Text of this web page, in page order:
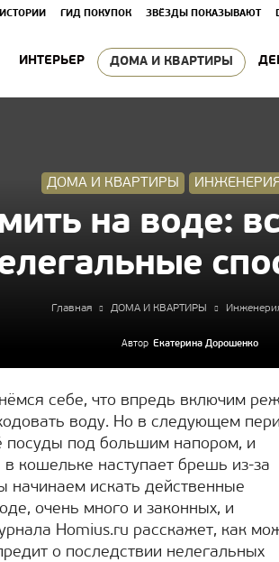
ИСТОРИИ ГИД ПОКУПОК ЗВЁЗДЫ ПОКАЗЫВАЮТ
ИНТЕРЬЕР ДОМА И КВАРТИРЫ
ДОМА И КВАРТИРЫ ИНЖЕНЕРИЯ
на воде:
Главная ДОМА И КВАРТИРЫ
Автор Екатерина Дорошенко
себе, что впредь включим
воду. Но в следующем
посуды под большим напором, и
в кошельке наступает брешь из-за
начинаем искать действенные
очень много и законных, и
Homius.ru расскажет, как
о последствии нелегальных